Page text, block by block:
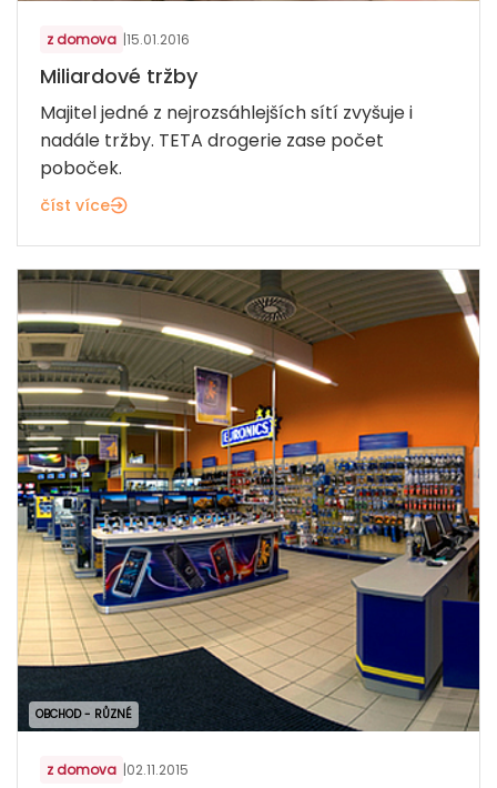
z domova |15.01.2016
Miliardové tržby
Majitel jedné z nejrozsáhlejších sítí zvyšuje i
nadále tržby. TETA drogerie zase počet
poboček.
číst více
OBCHOD - RŮZNÉ
z domova |02.11.2015